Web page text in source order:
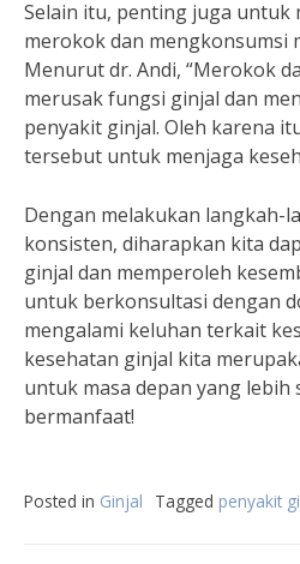
Selain itu, penting juga untuk
merokok dan mengkonsumsi
Menurut dr. Andi, “Merokok
merusak fungsi ginjal dan
penyakit ginjal. Oleh karena
tersebut untuk menjaga
Dengan melakukan langkah-
konsisten, diharapkan kita
ginjal dan memperoleh
untuk berkonsultasi dengan
mengalami keluhan terkait
kesehatan ginjal kita
untuk masa depan yang lebih
bermanfaat!
Posted in Ginjal Tagged penyakit